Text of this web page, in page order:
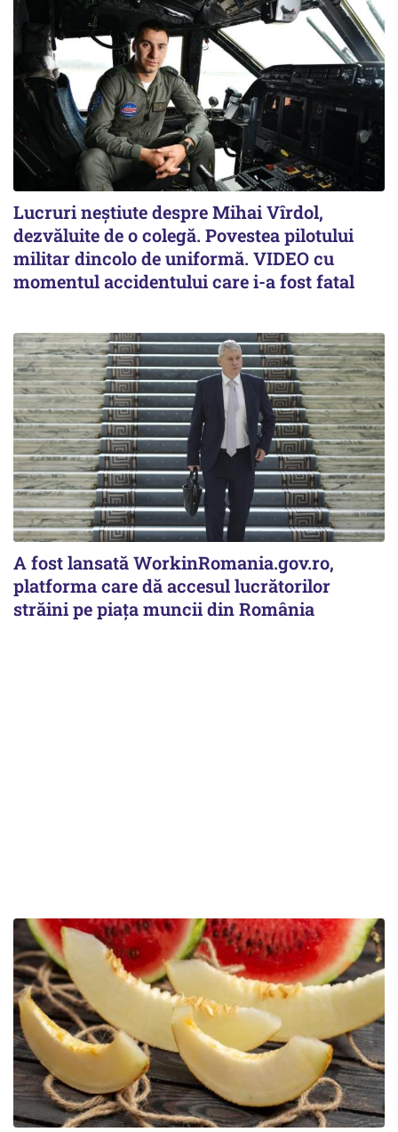
Lucruri neștiute despre Mihai Vîrdol,
dezvăluite de o colegă. Povestea pilotului
militar dincolo de uniformă. VIDEO cu
momentul accidentului care i-a fost fatal
A fost lansată WorkinRomania.gov.ro,
platforma care dă accesul lucrătorilor
străini pe piața muncii din România